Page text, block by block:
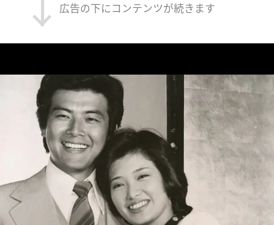
広告の下にコンテンツが続きます